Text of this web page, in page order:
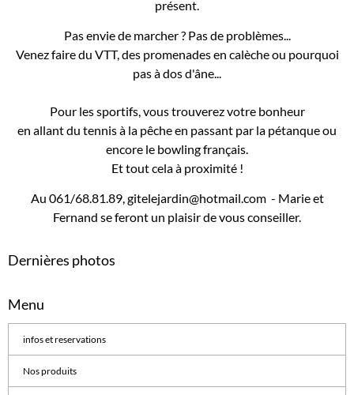
présent.
Pas envie de marcher ? Pas de problèmes...
Venez faire du VTT, des promenades en calèche ou pourquoi
pas à dos d'âne...
Pour les sportifs, vous trouverez votre bonheur
en allant du tennis à la pêche en passant par la pétanque ou
encore le bowling français.
Et tout cela à proximité !
Au 061/68.81.89, gitelejardin@hotmail.com - Marie et
Fernand se feront un plaisir de vous conseiller.
Dernières photos
Menu
infos et reservations
Nos produits